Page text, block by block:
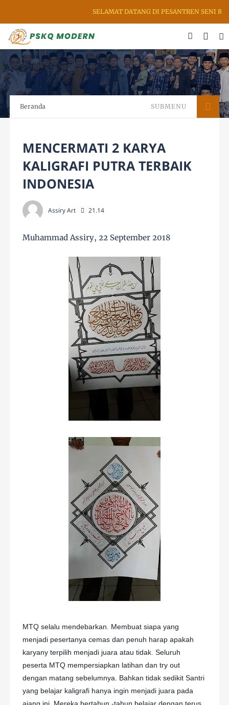
SELAMAT DATANG DI PESANTREN SENI
Beranda SUBMENU
MENCERMATI 2 KARYA
KALIGRAFI PUTRA TERBAIK
INDONESIA
Assiry Art 21.14
Muhammad Assiry, 22 September 2018
MTQ selalu mendebarkan. Membuat siapa yang
menjadi pesertanya cemas dan penuh harap apakah
karyany terpilih menjadi juara atau tidak. Seluruh
peserta MTQ mempersiapkan latihan dan try out
dengan matang sebelumnya. Bahkan tidak sedikit Santri
yang belajar kaligrafi hanya ingin menjadi juara pada